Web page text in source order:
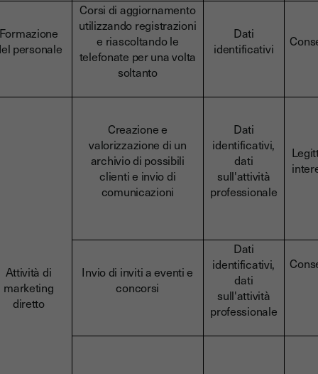
personale
Corsi di aggiornamento
utilizzando registrazioni
e riascoltando le
telefonate per una volta
soltanto
Dati
identificativi
Attività di
marketing
diretto
Creazione e
valorizzazione di un
archivio di possibili
clienti e invio di
comunicazioni
Dati
identificativi,
dati
sull'attività
professionale
Invio di inviti a eventi e
concorsi
Dati
identificativi,
dati
sull'attività
professionale